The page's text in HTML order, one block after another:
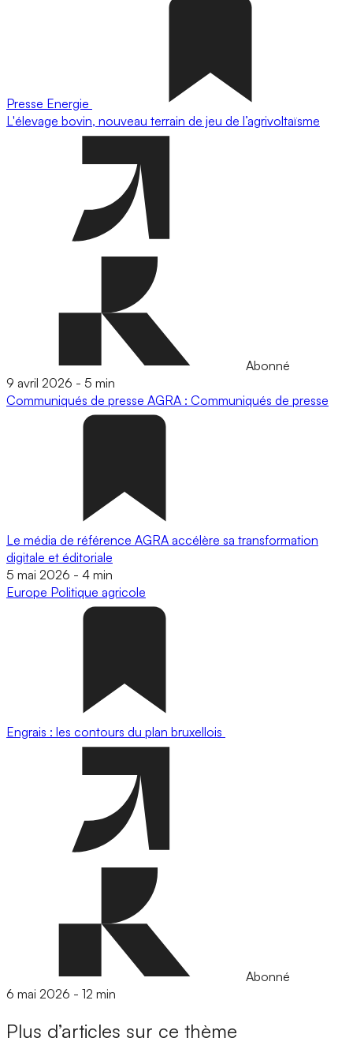
Presse Energie
L'élevage bovin, nouveau terrain de jeu de l’agrivoltaïsme
Abonné
9 avril 2026 - 5 min
Communiqués de presse AGRA : Communiqués de presse
Le média de référence AGRA accélère sa transformation
digitale et éditoriale
5 mai 2026 - 4 min
Europe Politique agricole
Engrais : les contours du plan bruxellois
Abonné
6 mai 2026 - 12 min
Plus d’articles sur ce thème